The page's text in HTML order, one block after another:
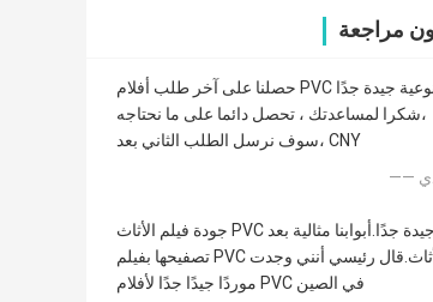
مراجعة
حصلنا على آخر طلب أفلام PVC ونوعية جيدة جدًا
،شكرا لمساعدتك ، تحصل دائما على ما نحتاجه
،سوف نرسل الطلب الثاني بعد CNY
جودة فيلم الأثاث PVC جيدة جدًا.أبوابنا مثالية بعد
تصفيحها بفيلم PVC للأثاث.قال رئيسي أنني وجدت
موردًا جيدًا جدًا لأفلام PVC في الصين